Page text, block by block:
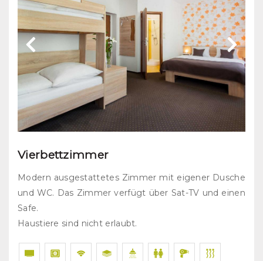
Vierbettzimmer
Modern ausgestattetes Zimmer mit eigener Dusche
und WC. Das Zimmer verfügt über Sat-TV und einen
Safe.
Haustiere sind nicht erlaubt.